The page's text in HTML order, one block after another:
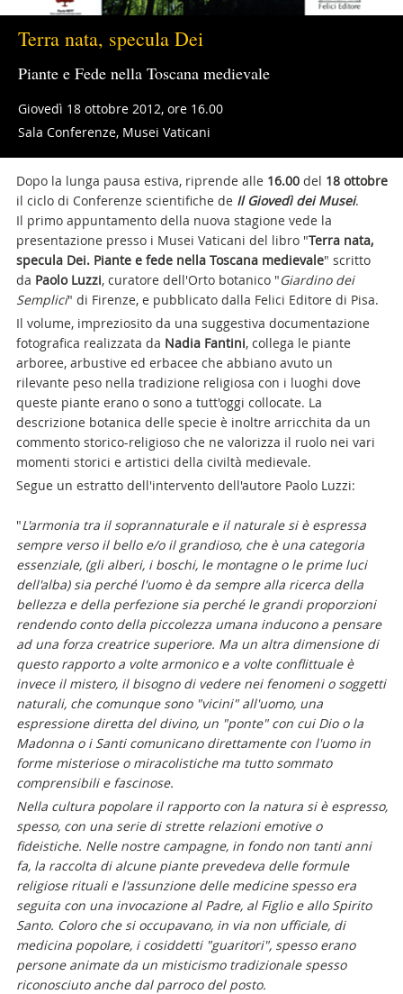
Terra nata, specula Dei
Piante e Fede nella Toscana medievale
Giovedì 18 ottobre 2012, ore 16.00
Sala Conferenze, Musei Vaticani
Dopo la lunga pausa estiva, riprende alle 16.00del 18 ottobre
il ciclo di Conferenze scientifiche de Il Giovedì dei Musei.
Il primo appuntamento della nuova stagione vede la
presentazione presso i Musei Vaticani del libro "Terra nata,
specula Dei. Piante e fede nella Toscana medievale" scritto
da Paolo Luzzi, curatore dell'Orto botanico "Giardino dei
Semplici" di Firenze, e pubblicato dalla Felici Editore di Pisa.
Il volume, impreziosito da una suggestiva documentazione
fotografica realizzata da Nadia Fantini, collega le piante
arboree, arbustive ed erbacee che abbiano avuto un
rilevante peso nella tradizione religiosa con i luoghi dove
queste piante erano o sono a tutt'oggi collocate. La
descrizione botanica delle specie è inoltre arricchita da un
commento storico-religioso che ne valorizza il ruolo nei vari
momenti storici e artistici della civiltà medievale.
Segue un estratto dell'intervento dell'autore Paolo Luzzi:
"L'armonia tra il soprannaturale e il naturale si è espressa
sempre verso il bello e/o il grandioso, che è una categoria
essenziale, (gli alberi, i boschi, le montagne o le prime luci
dell'alba) sia perché l'uomo è da sempre alla ricerca della
bellezza e della perfezione sia perché le grandi proporzioni
rendendo conto della piccolezza umana inducono a pensare
ad una forza creatrice superiore. Ma un altra dimensione di
questo rapporto a volte armonico e a volte conflittuale è
invece il mistero, il bisogno di vedere nei fenomeni o soggetti
naturali, che comunque sono "vicini" all'uomo, una
espressione diretta del divino, un "ponte" con cui Dio o la
Madonna o i Santi comunicano direttamente con l'uomo in
forme misteriose o miracolistiche ma tutto sommato
comprensibili e fascinose.
Nella cultura popolare il rapporto con la natura si è espresso,
spesso, con una serie di strette relazioni emotive o
fideistiche. Nelle nostre campagne, in fondo non tanti anni
fa, la raccolta di alcune piante prevedeva delle formule
religiose rituali e l'assunzione delle medicine spesso era
seguita con una invocazione al Padre, al Figlio e allo Spirito
Santo. Coloro che si occupavano, in via non ufficiale, di
medicina popolare, i cosiddetti "guaritori", spesso erano
persone animate da un misticismo tradizionale spesso
riconosciuto anche dal parroco del posto.